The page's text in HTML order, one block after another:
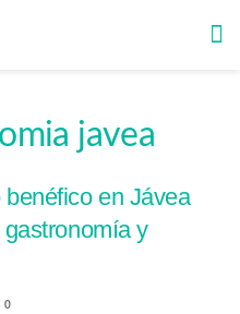
javea
en Jávea
y
0